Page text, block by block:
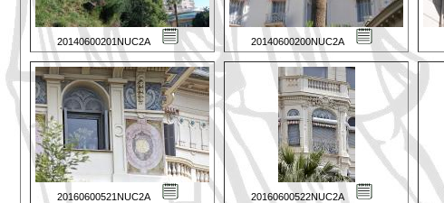
20140600201NUC2A 20140600200NUC2A
20160600521NUC2A 20160600522NUC2A